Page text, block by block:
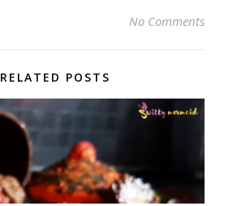
No Comments
RELATED POSTS